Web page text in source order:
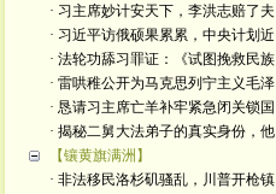
· 习主席妙计安天下，李洪志赔了夫
· 习近平访俄硕果累累，中央计划近
· 法轮功舔习罪证：《试图挽救民族
· 雷哄稚公开为马克思列宁主义毛泽
· 恳请习主席亡羊补牢紧急闭关锁国
· 揭秘二舅大法弟子的真实身份，他
【镶黄旗满洲】
· 非法移民洛杉矶骚乱，川普开枪镇